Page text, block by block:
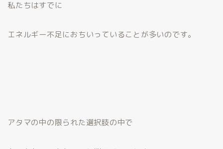
私たちはすでに
エネルギー不足におちいっていることが多いのです。
アタマの中の限られた選択肢の中で